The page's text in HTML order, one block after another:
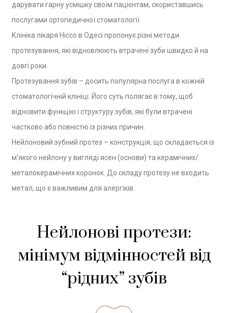
дарувати гарну усмішку своїм пацієнтам, скориставшись
послугами ортопедичної стоматології.
Клініка лікаря Ніссо в Одесі пропонує різні методи
протезування, які відновлюють втрачені зуби швидко й на
довгі роки.
Протезування зубів – досить популярна послуга в кожній
стоматологічній клініці. Його суть полягає в тому, щоб
відновити функцію і структуру зубів, які були втрачені
частково або повністю із різних причин.
Нейлоновий зубний протез – конструкція, що складається із
м’якого нейлону у вигляді ясен (основи) та керамічних/
металокерамічних коронок. До складу протезу не входить
метал, що є важливим для алергіків.
Нейлонові протези:
мінімум відмінностей від
“рідних” зубів